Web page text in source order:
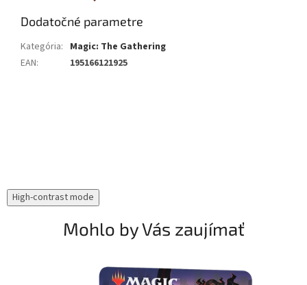
Dodatočné parametre
Kategória: Magic: The Gathering
EAN: 195166121925
High-contrast mode
Mohlo by Vás zaujímať